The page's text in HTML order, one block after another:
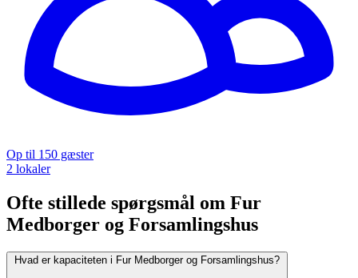
Op til 150 gæster
2 lokaler
Ofte stillede spørgsmål om Fur
Medborger og Forsamlingshus
Hvad er kapaciteten i Fur Medborger og Forsamlingshus?